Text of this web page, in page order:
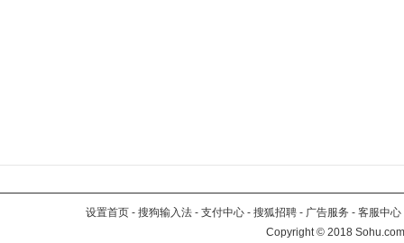
设置首页 - 搜狗输入法 - 支付中心 - 搜狐招聘 - 广告服务 - 客服中心
Copyright©2018